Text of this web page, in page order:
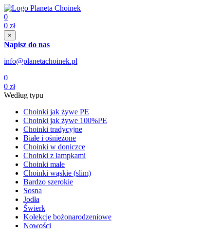
0
0 zł
×
Napisz do nas
info@planetachoinek.pl
0
0 zł
Według typu
Choinki jak żywe PE
Choinki jak żywe 100%PE
Choinki tradycyjne
Białe i ośnieżone
Choinki w doniczce
Choinki z lampkami
Choinki małe
Choinki wąskie (slim)
Bardzo szerokie
Sosna
Jodła
Świerk
Kolekcje bożonarodzeniowe
Nowości